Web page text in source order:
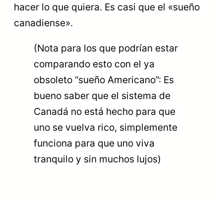
hacer lo que quiera. Es casi que el «sueño
canadiense».
(Nota para los que podrían estar
comparando esto con el ya
obsoleto “sueño Americano”: Es
bueno saber que el sistema de
Canadá no está hecho para que
uno se vuelva rico, simplemente
funciona para que uno viva
tranquilo y sin muchos lujos)